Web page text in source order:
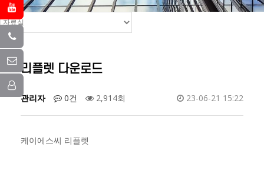
리플렛 다운로드
관리자 0건 2,914회 23-06-21 15:22
케이에스씨 리플렛